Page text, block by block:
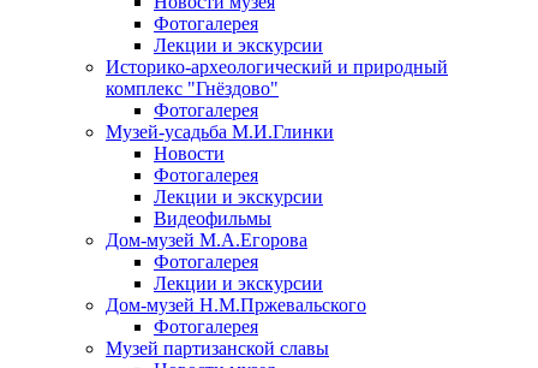
Фотогалерея
Лекции и экскурсии
Историко-археологический и природный
комплекс "Гнёздово"
Фотогалерея
Музей-усадьба М.И.Глинки
Новости
Фотогалерея
Лекции и экскурсии
Видеофильмы
Дом-музей М.А.Егорова
Фотогалерея
Лекции и экскурсии
Дом-музей Н.М.Пржевальского
Фотогалерея
Музей партизанской славы